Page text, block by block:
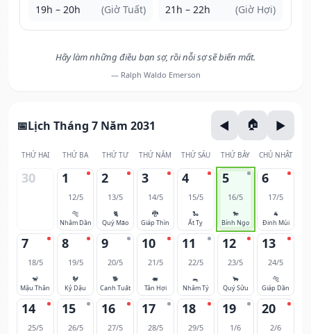
19h – 20h (Giờ Tuất) 21h – 22h (Giờ Hợi)
Hãy làm những điều bạn sợ, rồi nỗi sợ sẽ biến mất.
— Ralph Waldo Emerson
Lịch Tháng 7 Năm 2031
THỨ HAI THỨ BA THỨ TƯ THỨ NĂM THỨ SÁU THỨ BẢY CHỦ NHẬT
30 1
12/5
🐅
Nhâm Dần
2
13/5
🐈
Quý Mão
3
14/5
🐉
Giáp Thìn
4
15/5
🐍
Ất Tỵ
5
16/5
🐎
Bính Ngọ
6
17/5
🐐
Đinh Mùi
7
18/5
🐒
Mậu Thân
8
19/5
🐓
Kỷ Dậu
9
20/5
🐕
Canh Tuất
10
21/5
🐖
Tân Hợi
11
22/5
🐀
Nhâm Tý
12
23/5
🐂
Quý Sửu
13
24/5
🐅
Giáp Dần
14
25/5
15
26/5
16
27/5
17
28/5
18
29/5
19
1/6
20
2/6